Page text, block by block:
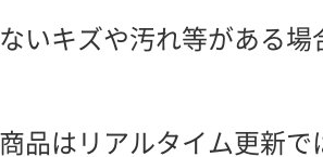
いキズや汚れ等がある場
品はリアルタイム更新